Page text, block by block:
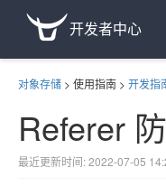
开发者中心
对象存储 > 使用指南 > 开发指
Referer
最近更新时间: 2022-07-05